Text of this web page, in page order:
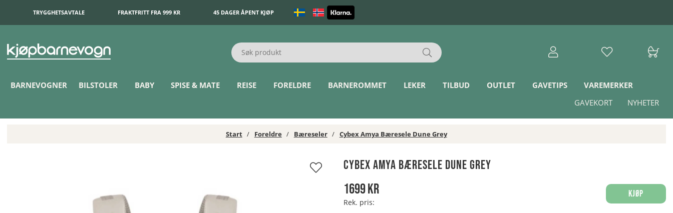
TRYGGHETSAVTALE FRAKTFRITT FRA 999 KR 45 DAGER ÅPENT KJØP
BARNEVOGNER BILSTOLER BABY SPISE & MATE REISE FORELDRE BARNEROMMET LEKER TILBUD OUTLET GAVETIPS
VAREMERKER
NYHETER
GAVEKORT
Start Foreldre Bæreseler Cybex Amya Bæresele Dune Grey
Cybex Amya Bæresele Dune Grey
1699kr
Rek. pris:
Kjøp